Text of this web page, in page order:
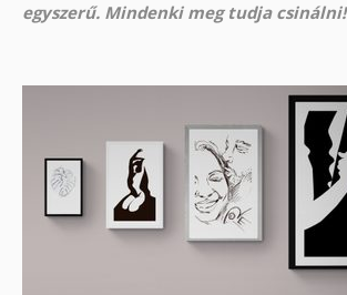
egyszerű. Mindenki meg tudja csinálni!